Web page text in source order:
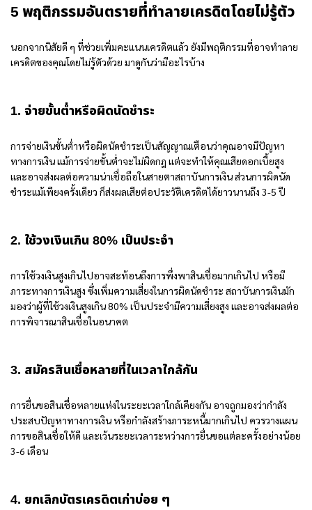
5 พฤติกรรมอันตรายที่ทำลายเครดิตโดยไม่รู้ตัว
นอกจากนิสัยดี ๆ ที่ช่วยเพิ่มคะแนนเครดิตแล้ว ยังมีพฤติกรรมที่อาจทำลาย
เครดิตของคุณโดยไม่รู้ตัวด้วย มาดูกันว่ามีอะไรบ้าง
1. จ่ายขั้นต่ำหรือผิดนัดชำระ
การจ่ายเงินขั้นต่ำหรือผิดนัดชำระเป็นสัญญาณเตือนว่าคุณอาจมีปัญหา
ทางการเงิน แม้การจ่ายขั้นต่ำจะไม่ผิดกฎ แต่จะทำให้คุณเสียดอกเบี้ยสูง
และอาจส่งผลต่อความน่าเชื่อถือในสายตาสถาบันการเงิน ส่วนการผิดนัด
ชำระแม้เพียงครั้งเดียว ก็ส่งผลเสียต่อประวัติเครดิตได้ยาวนานถึง 3-5 ปี
2. ใช้วงเงินเกิน 80% เป็นประจำ
การใช้วงเงินสูงเกินไปอาจสะท้อนถึงการพึ่งพาสินเชื่อมากเกินไป หรือมี
ภาระทางการเงินสูง ซึ่งเพิ่มความเสี่ยงในการผิดนัดชำระ สถาบันการเงินมัก
มองว่าผู้ที่ใช้วงเงินสูงเกิน 80% เป็นประจำมีความเสี่ยงสูง และอาจส่งผลต่อ
การพิจารณาสินเชื่อในอนาคต
3. สมัครสินเชื่อหลายที่ในเวลาใกล้กัน
การยื่นขอสินเชื่อหลายแห่งในระยะเวลาใกล้เคียงกัน อาจถูกมองว่ากำลัง
ประสบปัญหาทางการเงิน หรือกำลังสร้างภาระหนี้มากเกินไป ควรวางแผน
การขอสินเชื่อให้ดี และเว้นระยะเวลาระหว่างการยื่นขอแต่ละครั้งอย่างน้อย
3-6 เดือน
4. ยกเลิกบัตรเครดิตเก่าบ่อย ๆ